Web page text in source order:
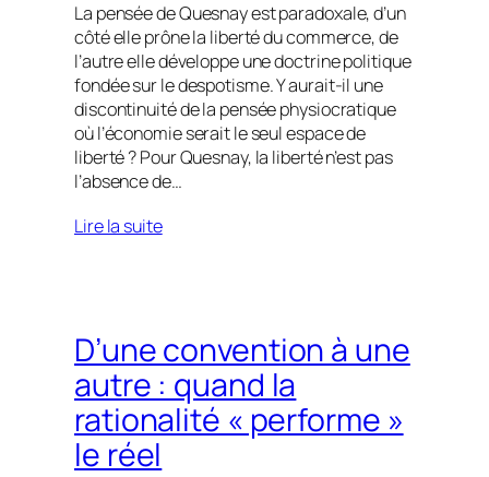
La pensée de Quesnay est paradoxale, d’un
côté elle prône la liberté du commerce, de
l’autre elle développe une doctrine politique
fondée sur le despotisme. Y aurait‑il une
discontinuité de la pensée physiocratique
où l’économie serait le seul espace de
liberté ? Pour Quesnay, la liberté n’est pas
l’absence de…
Lire la suite
D’une convention à une
autre : quand la
rationalité « performe »
le réel